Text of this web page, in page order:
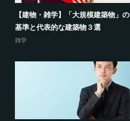
【建物・雑学】「大規模建築物」の
基準と代表的な建築物３選
雑学